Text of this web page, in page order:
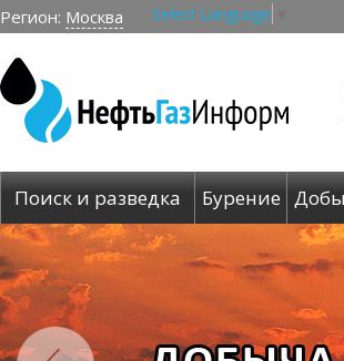
Регион: Москва Select Language
Поиск и разведка Бурение